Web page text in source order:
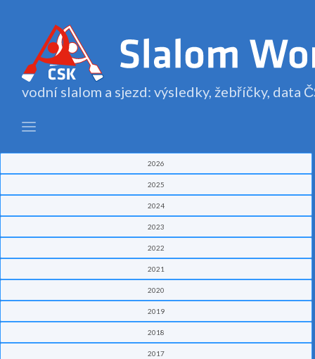
vodní slalom a sjezd: výsledky, žebříčky, data
2026
2025
2024
2023
2022
2021
2020
2019
2018
2017